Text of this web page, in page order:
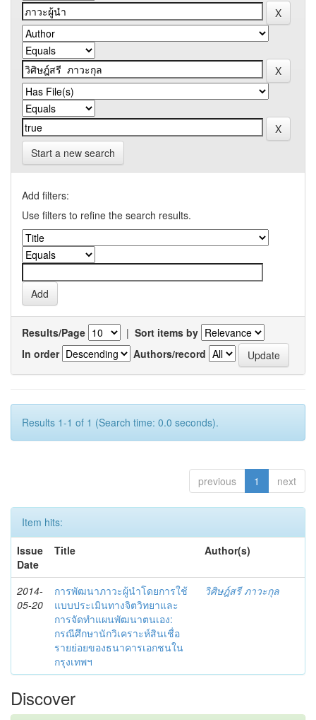
Start a new search
Add filters:
Use filters to refine the search results.
Results/Page | Sort items by
In order
Authors/record
Results 1-1 of 1 (Search time: 0.0 seconds).
previous 1 next
Item hits:
Issue
Date
Title Author(s)
2014-
05-20
การพัฒนาภาวะผู้นำโดยการใช้
แบบประเมินทางจิตวิทยาและ
การจัดทำแผนพัฒนาตนเอง:
กรณีศึกษานักวิเคราะห์สินเชื่อ
รายย่อยของธนาคารเอกชนใน
กรุงเทพฯ
วิศิษฎ์สรี ภาวะกุล
Discover